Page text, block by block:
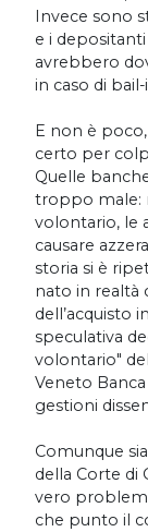
Invece sono
e i
avrebbero
in caso di
E non è
certo per
Quelle
troppo male:
volontario, le
causare
storia si è
nato in realtà
dell’acquisto
speculativa
volontario"
Veneto
gestioni
Comunque
della Corte di
vero
che punto il